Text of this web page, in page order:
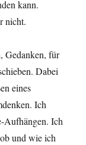
kann.
nicht.
Gedanken, für
Dabei
eines
Ich
Aufhängen. Ich
und wie ich